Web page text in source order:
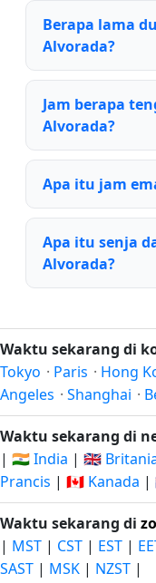
Berapa lama
Alvorada?
Jam berapa
Alvorada?
Apa itu jam
Apa itu senja
Alvorada?
Waktu sekarang di
Tokyo · Paris · Hong
Angeles · Shanghai ·
Waktu sekarang di
| 🇮🇳 India | 🇬🇧
Prancis | 🇨🇦 Kanada |
Waktu sekarang di
| MST | CST | EST |
SAST | MSK | NZST |